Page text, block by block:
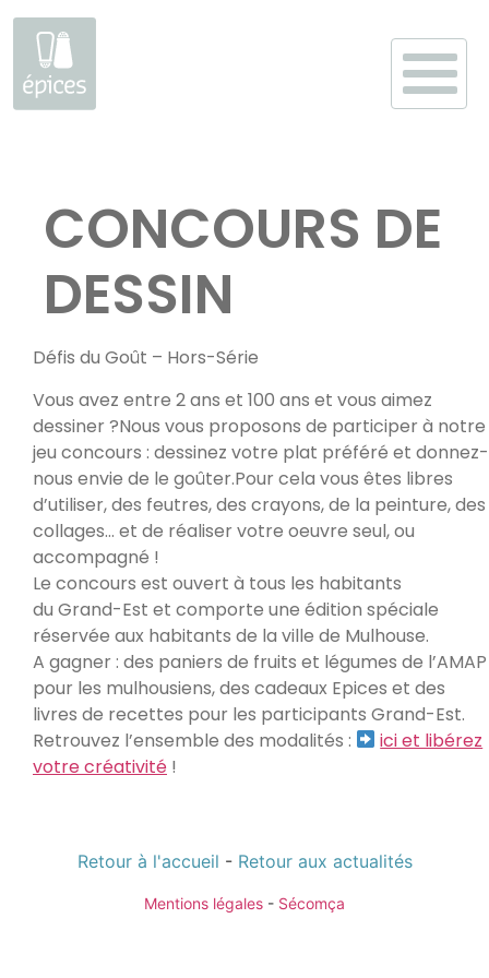
contenuCONCOURS DE
DESSIN
Défis du Goût – Hors-Série
Vous avez entre 2 ans et 100 ans et vous aimez
dessiner ?Nous vous proposons de participer à notre
jeu concours : dessinez votre plat préféré et donnez-
nous envie de le goûter.Pour cela vous êtes libres
d’utiliser, des feutres, des crayons, de la peinture, des
collages… et de réaliser votre oeuvre seul, ou
accompagné !
Le concours est ouvert à tous les habitants
du Grand-Est et comporte une édition spéciale
réservée aux habitants de la ville de Mulhouse.
A gagner : des paniers de fruits et légumes de l’AMAP
pour les mulhousiens, des cadeaux Epices et des
livres de recettes pour les participants Grand-Est.
Retrouvez l’ensemble des modalités :
ici et libérez
votre créativité !
Retour à l'accueil - Retour aux actualités
Mentions légales - Sécomça